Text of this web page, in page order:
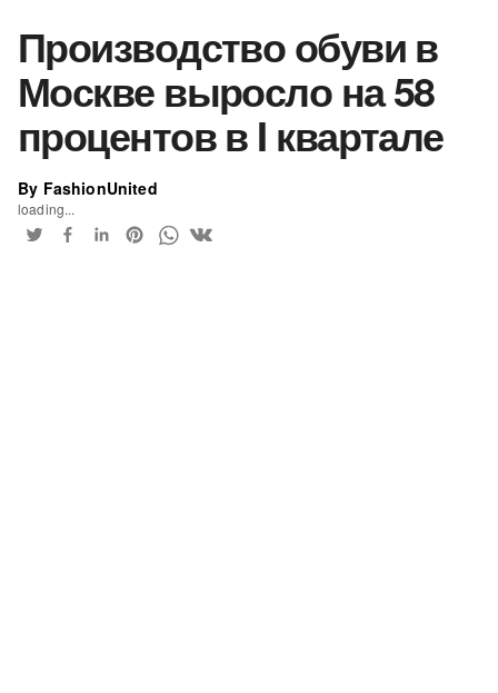
Производство обуви в
Москве выросло на 58
процентов в I квартале
By FashionUnited
loading...